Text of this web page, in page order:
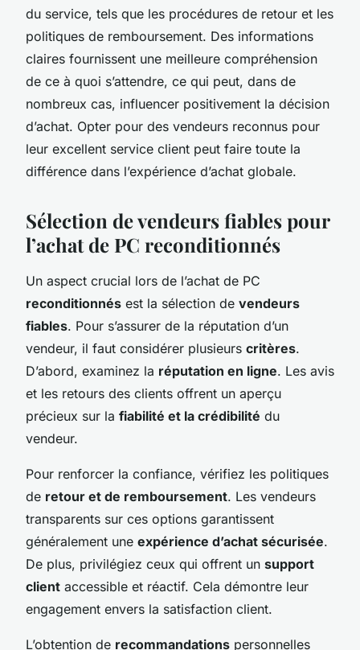
du service, tels que les procédures de retour et les
politiques de remboursement. Des informations
claires fournissent une meilleure compréhension
de ce à quoi s’attendre, ce qui peut, dans de
nombreux cas, influencer positivement la décision
d’achat. Opter pour des vendeurs reconnus pour
leur excellent service client peut faire toute la
différence dans l’expérience d’achat globale.
Sélection de vendeurs fiables pour
l’achat de PC reconditionnés
Un aspect crucial lors de l’achat de PC
reconditionnés est la sélection de vendeurs
fiables. Pour s’assurer de la réputation d’un
vendeur, il faut considérer plusieurs critères.
D’abord, examinez la réputation en ligne. Les avis
et les retours des clients offrent un aperçu
précieux sur la fiabilité et la crédibilité du
vendeur.
Pour renforcer la confiance, vérifiez les politiques
de retour et de remboursement. Les vendeurs
transparents sur ces options garantissent
généralement une expérience d’achat sécurisée.
De plus, privilégiez ceux qui offrent un support
client accessible et réactif. Cela démontre leur
engagement envers la satisfaction client.
L’obtention de recommandations personnelles